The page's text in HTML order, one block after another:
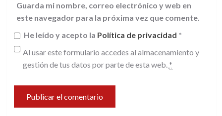
Guarda mi nombre, correo electrónico y web en
este navegador para la próxima vez que comente.
He leído y acepto la Política de privacidad *
Al usar este formulario accedes al almacenamiento y
gestión de tus datos por parte de esta web. *